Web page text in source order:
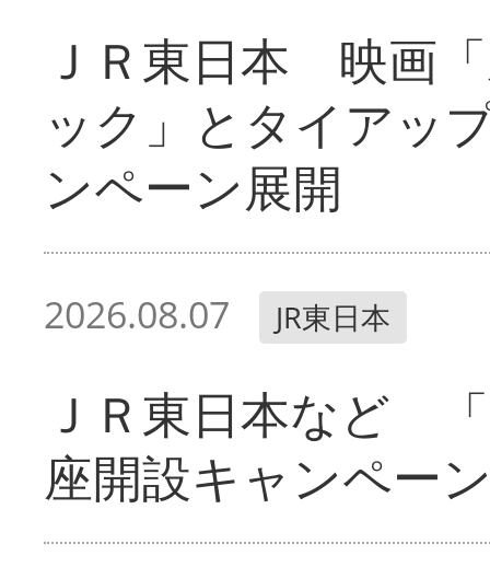
ＪＲ東日本 映画
ック」とタイアッ
ンペーン展開
2026.08.07 JR東日本
ＪＲ東日本など
座開設キャンペー